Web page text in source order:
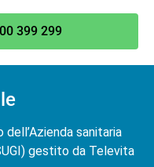
399 299
sanitaria
gestito da Televita